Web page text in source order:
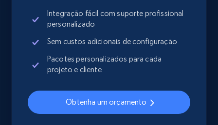
Collecting products by keyword search
price, Currency, Availability, Reviews count, and
Integração fácil com suporte profissional
personalizado
Sem custos adicionais de configuração
Pacotes personalizados para cada
projeto e cliente
Obtenha um orçamento